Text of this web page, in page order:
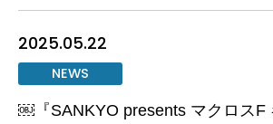
2025.05.22
NEWS
￼『SANKYO presents マクロスF